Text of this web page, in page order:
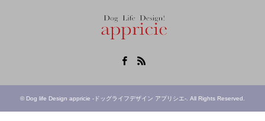
© Dog life Design appricie -ドッグライフデザイン アプリシエ-. All Rights Reserved.